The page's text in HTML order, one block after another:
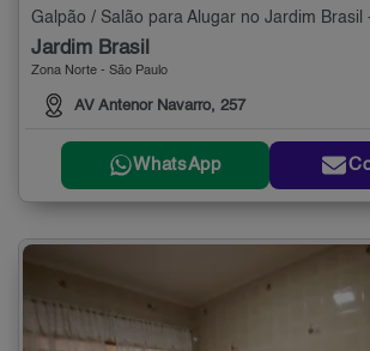
Galpão / Salão para Alugar no Jardim Brasil
Jardim Brasil
Zona Norte - São Paulo
AV Antenor Navarro, 257
WhatsApp